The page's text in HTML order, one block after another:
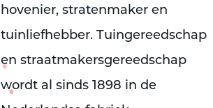
hovenier, stratenmaker en
tuinliefhebber. Tuingereedschap
en straatmakersgereedschap
wordt al sinds 1898 in de